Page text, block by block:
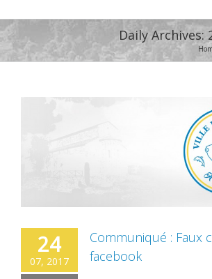
Daily Archives:
24
07, 2017
Communiqué : Faux
facebook